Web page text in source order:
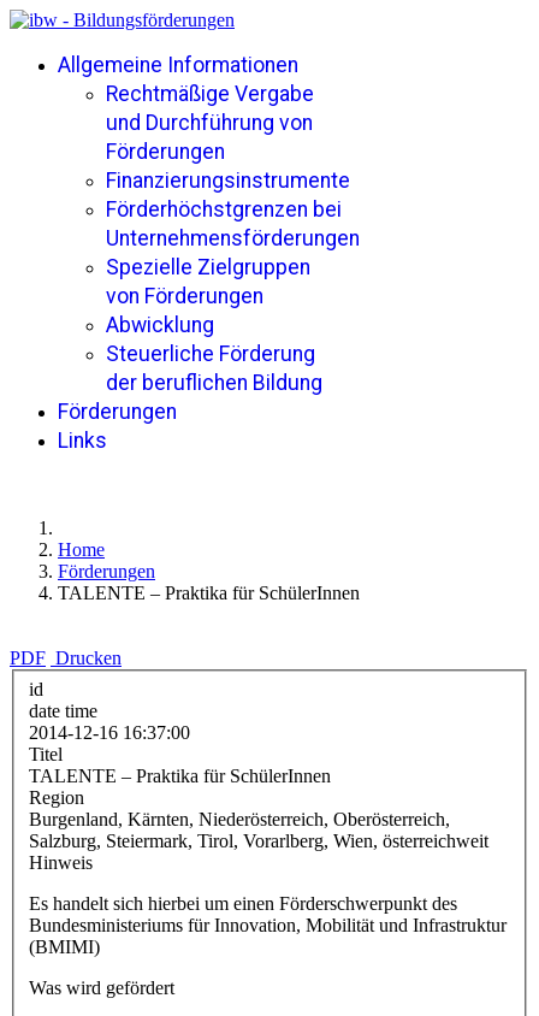
Allgemeine Informationen
Rechtmäßige Vergabe
und Durchführung von
Förderungen
Finanzierungsinstrumente
Förderhöchstgrenzen bei
Unternehmensförderungen
Spezielle Zielgruppen
von Förderungen
Abwicklung
Steuerliche Förderung
der beruflichen Bildung
Förderungen
Links
Home
Förderungen
TALENTE – Praktika für SchülerInnen
PDF Drucken
id
date time
2014-12-16 16:37:00
Titel
TALENTE – Praktika für SchülerInnen
Region
Burgenland, Kärnten, Niederösterreich, Oberösterreich,
Salzburg, Steiermark, Tirol, Vorarlberg, Wien, österreichweit
Hinweis
Es handelt sich hierbei um einen Förderschwerpunkt des
Bundesministeriums für Innovation, Mobilität und Infrastruktur
(BMIMI)
Was wird gefördert